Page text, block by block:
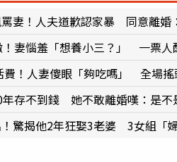
妻！人夫道歉認家暴 同意離婚
妻惱羞「想養小三？」 一票人
費！人妻傻眼「夠吃嗎」 全場搖
年存不到錢 她不敢離婚嘆：是不
驚揭他2年狂娶3老婆 3女組「婦